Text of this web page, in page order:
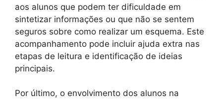
aos alunos que podem ter dificuldade em
sintetizar informações ou que não se sentem
seguros sobre como realizar um esquema. Este
acompanhamento pode incluir ajuda extra nas
etapas de leitura e identificação de ideias
principais.
Por último, o envolvimento dos alunos na